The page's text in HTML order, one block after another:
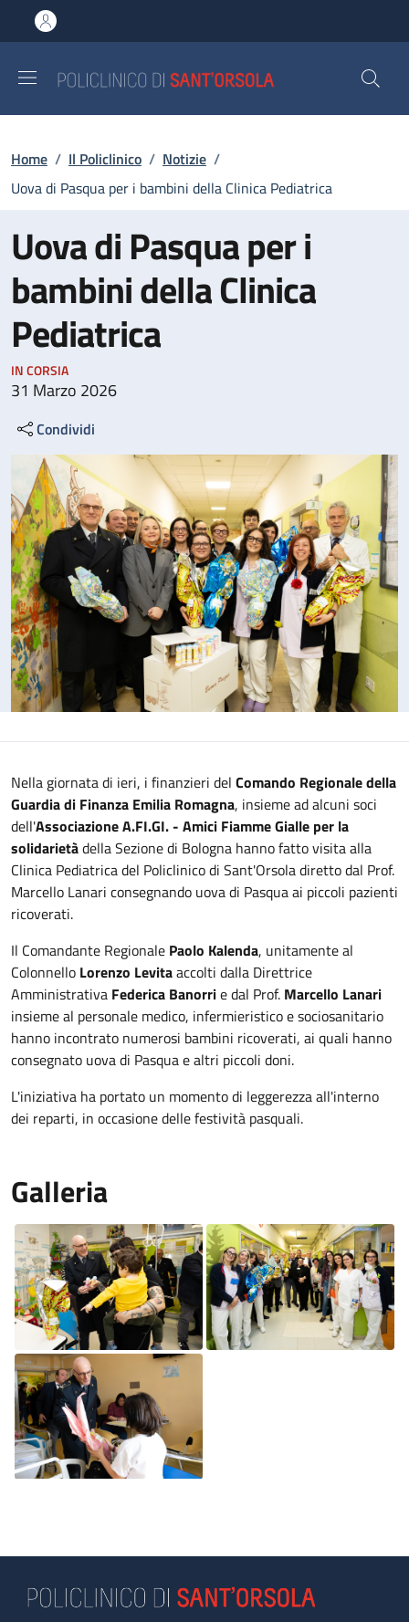
al contenuto principale
to footer content
Briciole di pane
Home / Il Policlinico / Notizie /
Uova di Pasqua per i bambini della Clinica Pediatrica
Uova di Pasqua per i
bambini della Clinica
Pediatrica
IN CORSIA
31 Marzo 2026
Condividi
Nella giornata di ieri, i finanzieri del Comando Regionale della
Guardia di Finanza Emilia Romagna, insieme ad alcuni soci
dell'Associazione A.FI.GI. - Amici Fiamme Gialle per la
solidarietàdella Sezione di Bologna hanno fatto visita alla
Clinica Pediatrica del Policlinico di Sant'Orsola diretto dal Prof.
Marcello Lanari consegnando uova di Pasqua ai piccoli pazienti
ricoverati.
Il Comandante Regionale Paolo Kalenda, unitamente al
Colonnello Lorenzo Levitaaccolti dalla Direttrice
Amministrativa Federica Banorrie dal Prof. Marcello Lanari
insieme al personale medico, infermieristico e sociosanitario
hanno incontrato numerosi bambini ricoverati, ai quali hanno
consegnato uova di Pasqua e altri piccoli doni.
L'iniziativa ha portato un momento di leggerezza all'interno
dei reparti, in occasione delle festività pasquali.
Galleria